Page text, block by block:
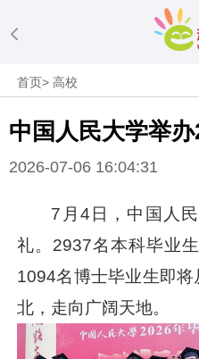
首页>高校
中国人民大学举
2026-07-06 16:04:31
7月4日，中国人
礼。2937名本科毕业
1094名博士毕业生即
北，走向广阔天地。